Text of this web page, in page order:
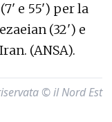
e 55') per la
(32') e
(ANSA).
© il Nord Est